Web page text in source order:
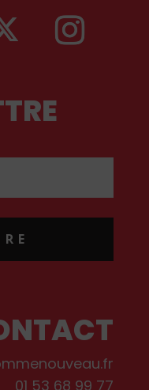
01 53 68 99 77